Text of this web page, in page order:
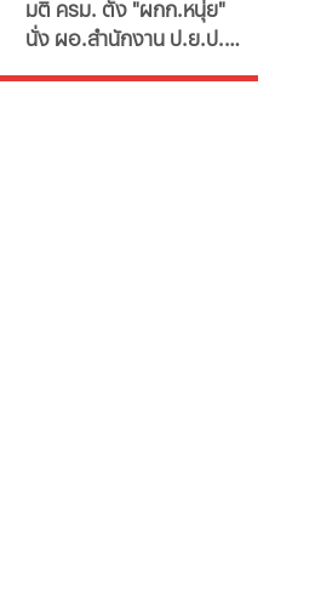
มท.ตบโต๊ะไม่พอใจขอ
เอกสารเพิ่ม
ป.ย.ป."
มติ ครม. ตั้ง "ผกก.หนุ่ย"
นั่ง ผอ.สำนักงาน ป.ย.ป.